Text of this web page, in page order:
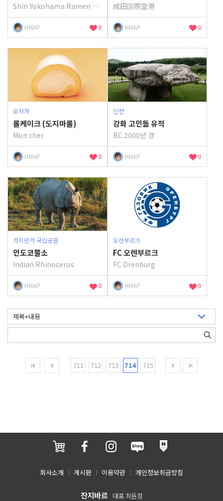
Shin Yokohama Ramen Museum
0
HMAP
成田国際空港
0
HMAP
오사카
롤케이크 (도지마롤)
Mon cher
0
HMAP
인천
강화 고인돌 유적
BC.2000년 경
0
HMAP
카지란가 국립공원
인도코뿔소
Indian Rhinoceros
0
HMAP
오렌부르크
FC 오렌부르크
FC Orenburg
0
HMAP
711 712 713 714 715
회사소개 게시판 이용약관 개인정보취급방침
잔지바르 대표 최윤정